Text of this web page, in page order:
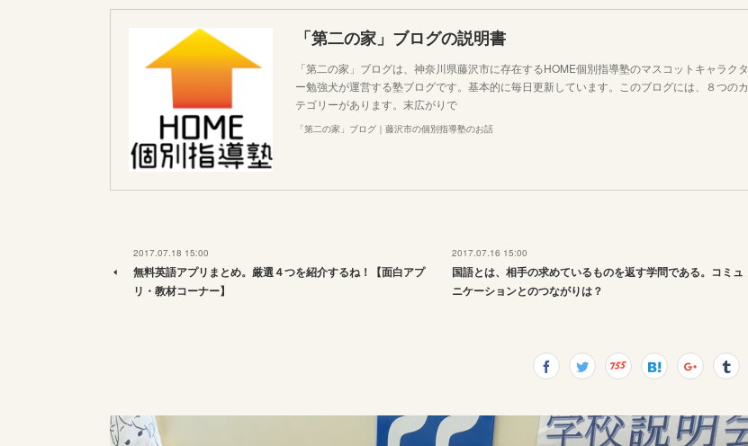
「第二の家」ブログの説明書
「第二の家」ブログは、神奈川県藤沢市に存在するHOME個別指導塾のマスコットキャラクタ
ー勉強犬が運営する塾ブログです。基本的に毎日更新しています。このブログには、８つのカ
テゴリーがあります。末広がりで
「第二の家」ブログ｜藤沢市の個別指導塾のお話
2017.07.18 15:00
無料英語アプリまとめ。厳選４つを紹介するね！【面白アプ
リ・教材コーナー】
2017.07.16 15:00
国語とは、相手の求めているものを返す学問である。コミュ
ニケーションとのつながりは？